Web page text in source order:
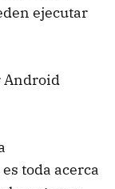
ejecutar
Android
toda acerca